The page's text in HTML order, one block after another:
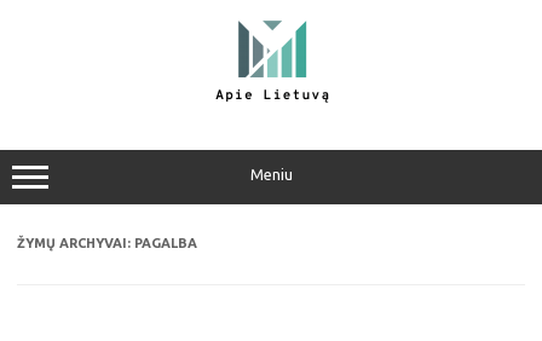
Meniu
ŽYMŲ ARCHYVAI: PAGALBA